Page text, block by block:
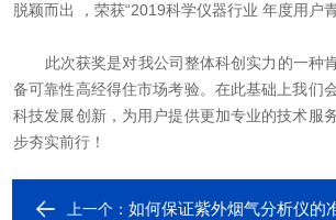
脱颖而出 ，荣获“2019科学仪器行业 年度用户青
此次获奖是对我公司整体科创实力的一种
备可靠性高经得住市场考验。在此基础上我们
科技发展创新，为用户提供更加专业的技术服
步夯实前行！
上一个：如何保证紫外烟气分析仪的